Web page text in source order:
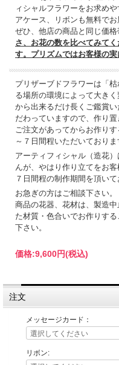
ィシャルフラワーをお求め
アケース、リボンも無料でお
ぜひ、他店の商品と同じ価格
さ、お花の数を比べてみて
す。プリズムではお客様の実
プリザーブドフラワーは「
る場所の環境によって大き
から出来るだけ長くご鑑賞
だわっていますので、作り置
ご注文があってからお作り
～７日間程いただいておりま
アーティフィシャル（造花
んが、やはり作り立てをお
７日間程の制作期間を頂いて
お急ぎの方はご相談下さい。
商品の花器、花材は、製造
た材質・色合いでお作りす
下さい。
価格:9,600円(税込)
注文
メッセージカード：
リボン: